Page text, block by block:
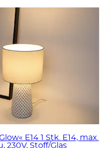
E14 1 Stk. E14, max.
230V, Stoff/Glas